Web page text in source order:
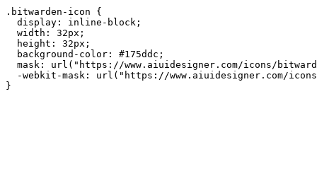
.bitwarden-icon {
  display: inline-block;
  width: 32px;
  height: 32px;
  background-color: #175ddc;
mask: url("https://www.aiuidesigner.com/icons/
-webkit-mask: url("https://www.aiuidesigner.com/
}